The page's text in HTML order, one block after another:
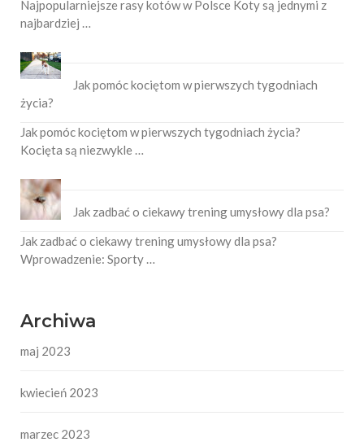
Najpopularniejsze rasy kotów w Polsce Koty są jednymi z
najbardziej …
Jak pomóc kociętom w pierwszych tygodniach
życia?
Jak pomóc kociętom w pierwszych tygodniach życia?
Kocięta są niezwykle …
Jak zadbać o ciekawy trening umysłowy dla psa?
Jak zadbać o ciekawy trening umysłowy dla psa?
Wprowadzenie: Sporty …
Archiwa
maj 2023
kwiecień 2023
marzec 2023